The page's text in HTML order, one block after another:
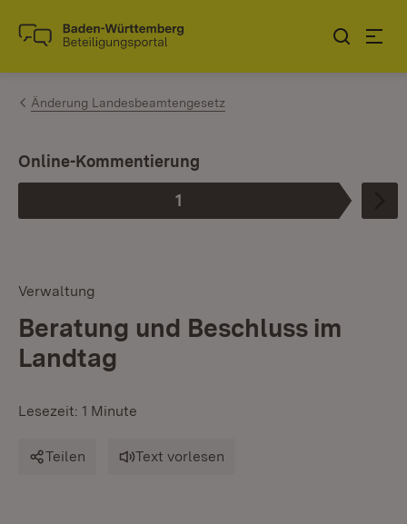
Zum Inhalt springen
Link zur Startseite
Änderung Landesbeamtengesetz
Phase
1
:
Online-Kommentierung
Verwaltung
Beratung und Beschluss im
Landtag
Lesezeit: 1 Minute
Teilen Text vorlesen